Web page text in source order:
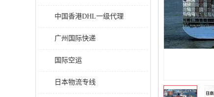
中国香港DHL一级代理
广州国际快递
国际空运
日本物流专线